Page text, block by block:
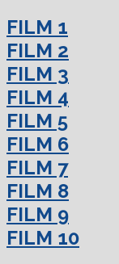
FILM 1
FILM 2
FILM 3
FILM 4
FILM 5
FILM 6
FILM 7
FILM 8
FILM 9
FILM 10